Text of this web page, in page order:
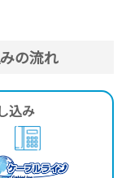
の流れ
込み